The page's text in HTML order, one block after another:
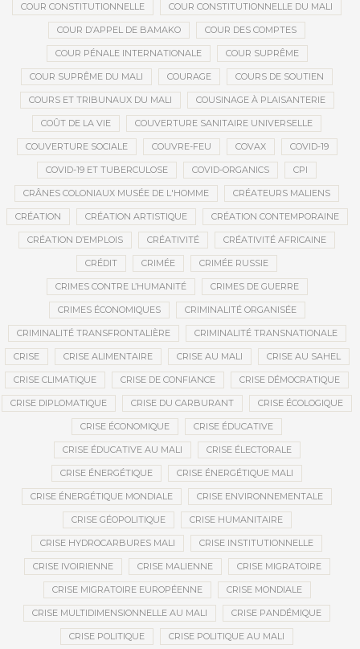
COUR CONSTITUTIONNELLE COUR CONSTITUTIONNELLE DU MALI
COUR D’APPEL DE BAMAKO COUR DES COMPTES
COUR PÉNALE INTERNATIONALE COUR SUPRÊME
COUR SUPRÊME DU MALI COURAGE COURS DE SOUTIEN
COURS ET TRIBUNAUX DU MALI COUSINAGE À PLAISANTERIE
COÛT DE LA VIE COUVERTURE SANITAIRE UNIVERSELLE
COUVERTURE SOCIALE COUVRE-FEU COVAX COVID-19
COVID-19 ET TUBERCULOSE COVID-ORGANICS CPI
CRÂNES COLONIAUX MUSÉE DE L'HOMME CRÉATEURS MALIENS
CRÉATION CRÉATION ARTISTIQUE CRÉATION CONTEMPORAINE
CRÉATION D’EMPLOIS CRÉATIVITÉ CRÉATIVITÉ AFRICAINE
CRÉDIT CRIMÉE CRIMÉE RUSSIE
CRIMES CONTRE L’HUMANITÉ CRIMES DE GUERRE
CRIMES ÉCONOMIQUES CRIMINALITÉ ORGANISÉE
CRIMINALITÉ TRANSFRONTALIÈRE CRIMINALITÉ TRANSNATIONALE
CRISE CRISE ALIMENTAIRE CRISE AU MALI CRISE AU SAHEL
CRISE CLIMATIQUE CRISE DE CONFIANCE CRISE DÉMOCRATIQUE
CRISE DIPLOMATIQUE CRISE DU CARBURANT CRISE ÉCOLOGIQUE
CRISE ÉCONOMIQUE CRISE ÉDUCATIVE
CRISE ÉDUCATIVE AU MALI CRISE ÉLECTORALE
CRISE ÉNERGÉTIQUE CRISE ÉNERGÉTIQUE MALI
CRISE ÉNERGÉTIQUE MONDIALE CRISE ENVIRONNEMENTALE
CRISE GÉOPOLITIQUE CRISE HUMANITAIRE
CRISE HYDROCARBURES MALI CRISE INSTITUTIONNELLE
CRISE IVOIRIENNE CRISE MALIENNE CRISE MIGRATOIRE
CRISE MIGRATOIRE EUROPÉENNE CRISE MONDIALE
CRISE MULTIDIMENSIONNELLE AU MALI CRISE PANDÉMIQUE
CRISE POLITIQUE CRISE POLITIQUE AU MALI